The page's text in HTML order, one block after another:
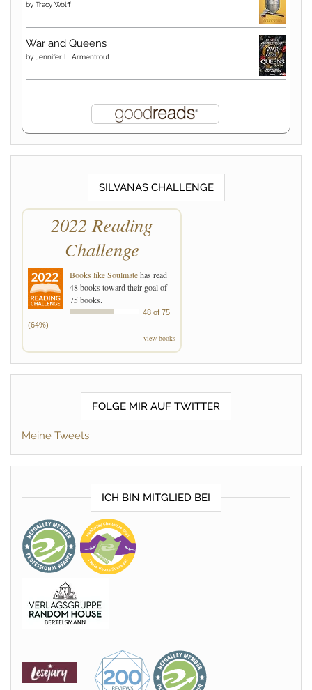
by Tracy Wolff
War and Queens
by Jennifer L. Armentrout
SILVANAS CHALLENGE
2022 Reading
Challenge
Books like Soulmatehas read
48 books toward their goal of
75 books.
48 of 75
(64%)
view books
FOLGE MIR AUF TWITTER
Meine Tweets
ICH BIN MITGLIED BEI